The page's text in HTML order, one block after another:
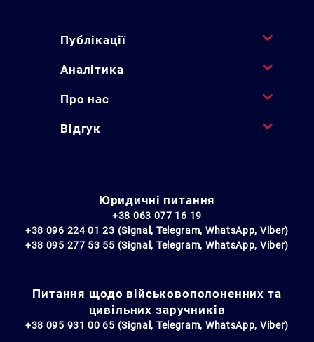
Публікації
Аналітика
Про нас
Відгук
Юридичні питання
+38 063 077 16 19
+38 096 224 01 23 (Signal, Telegram, WhatsApp, Viber)
+38 095 277 53 55 (Signal, Telegram, WhatsApp, Viber)
Питання щодо військовополоненних та
цивільних заручників
+38 095 931 00 65 (Signal, Telegram, WhatsApp, Viber)